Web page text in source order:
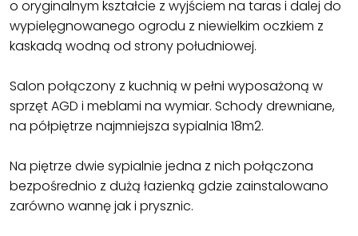
o oryginalnym kształcie z wyjściem na taras i dalej do
wypielęgnowanego ogrodu z niewielkim oczkiem z
kaskadą wodną od strony południowej.
Salon połączony z kuchnią w pełni wyposażoną w
sprzęt AGD i meblami na wymiar. Schody drewniane,
na półpiętrze najmniejsza sypialnia 18m2.
Na piętrze dwie sypialnie jedna z nich połączona
bezpośrednio z dużą łazienką gdzie zainstalowano
zarówno wannę jak i prysznic.